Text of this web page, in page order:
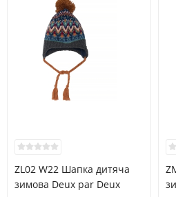
ZL02 W22 Шапка дитяча
зимова Deux par Deux